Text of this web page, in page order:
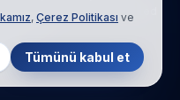
Sanayi Ve Ticaret Limited
saklıdır.
, Çerez Politikası ve
Tümünü kabul et